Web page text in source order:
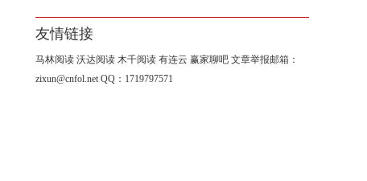
友情链接
马林阅读 沃达阅读 木千阅读 有连云 赢家聊吧 文章举报邮箱：
zixun@cnfol.net QQ：1719797571